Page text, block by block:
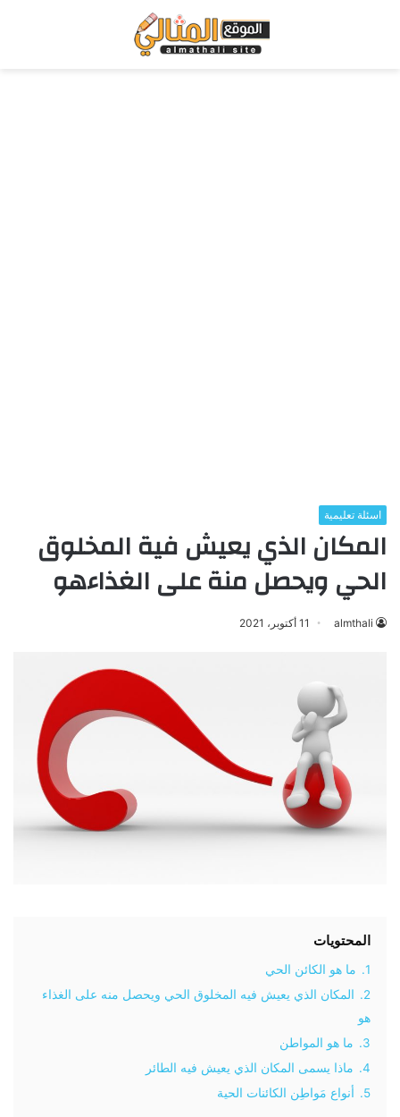
اسئلة تعليمية
المكان الذي يعيش فية المخلوق
الحي ويحصل منة على الغذاءهو
almthali 11 أكتوبر، 2021
المحتويات
1.
ما هو الكائن الحي
2.
المكان الذي يعيش فيه المخلوق الحي ويحصل منه على الغذاء
هو
3.
ما هو المواطن
4.
ماذا يسمى المكان الذي يعيش فيه الطائر
5.
أنواع مَواطِن الكائنات الحية